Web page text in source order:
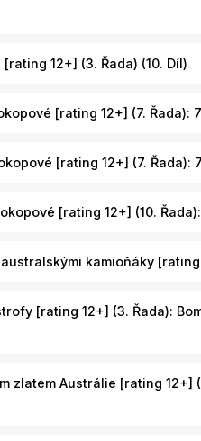
12+] (3. Řada) (10. Díl)
[rating 12+] (7. Řada):
[rating 12+] (7. Řada):
[rating 12+] (10. Řada):
kamioňáky [rating
[rating 12+] (3. Řada):
zlatem Austrálie [rating 12+]